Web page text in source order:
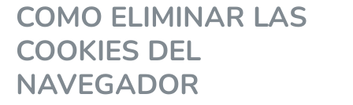
COMO ELIMINAR LAS
COOKIES DEL
NAVEGADOR